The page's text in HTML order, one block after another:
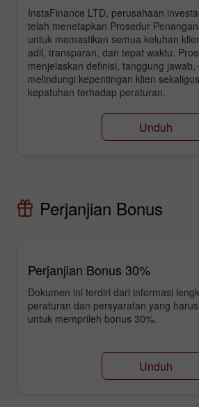
InstaFinance LTD, perusahaan
telah menetapkan Prosedur
untuk memastikan semua keluhan
adil, transparan, dan tepat waktu.
menjelaskan definisi, tanggung
melindungi kepentingan klien
kepatuhan terhadap peraturan.
Unduh
Perjanjian Bonus
Perjanjian Bonus 30%
Dokumen ini terdiri dari informasi
peraturan dan persyaratan yang
untuk memprileh bonus 30%.
Unduh